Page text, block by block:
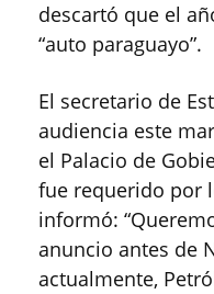
descartó que el
“auto paraguayo”.
El secretario de
audiencia este
el Palacio de
fue requerido por
informó:
anuncio antes de
actualmente,